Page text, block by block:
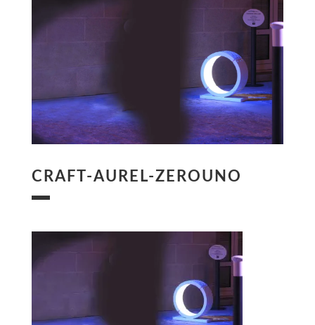
CRAFT-AUREL-ZEROUNO